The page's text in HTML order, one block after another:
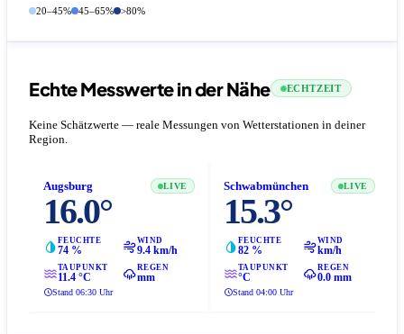
20–45% 45–65% >80%
Echte Messwerte in der Nähe ECHTZEIT
Keine Schätzwerte — reale Messungen von Wetterstationen in deiner
Region.
Augsburg LIVE
16.0°
FEUCHTE
74 %
WIND
9.4 km/h
TAUPUNKT
11.4 °C
REGEN
mm
Stand 06:30 Uhr
Schwabmünchen LIVE
15.3°
FEUCHTE
82 %
WIND
km/h
TAUPUNKT
°C
REGEN
0.0 mm
Stand 04:00 Uhr